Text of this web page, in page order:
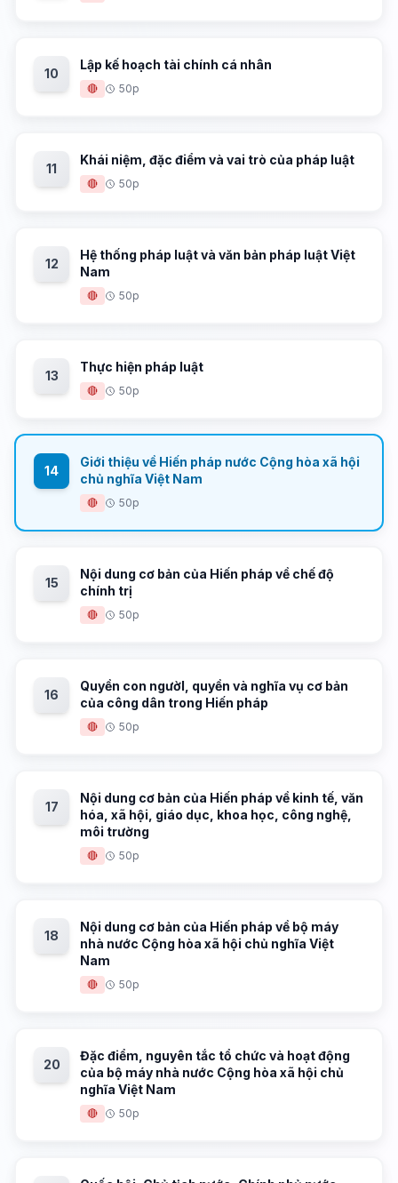
10
Lập kế hoạch tài chính cá nhân
🔴 50p
11
Khái niệm, đặc điểm và vai trò của pháp luật
🔴 50p
12
Hệ thống pháp luật và văn bản pháp luật Việt
Nam
🔴 50p
13
Thực hiện pháp luật
🔴 50p
14
Giới thiệu về Hiến pháp nước Cộng hòa xã hội
chủ nghĩa Việt Nam
🔴 50p
15
Nội dung cơ bản của Hiến pháp về chế độ
chính trị
🔴 50p
16
Quyền con ngườI, quyền và nghĩa vụ cơ bản
của công dân trong Hiến pháp
🔴 50p
17
Nội dung cơ bản của Hiến pháp về kinh tế, văn
hóa, xã hội, giáo dục, khoa học, công nghệ,
môi trường
🔴 50p
18
Nội dung cơ bản của Hiến pháp về bộ máy
nhà nước Cộng hòa xã hội chủ nghĩa Việt
Nam
🔴 50p
20
Đặc điểm, nguyên tắc tổ chức và hoạt động
của bộ máy nhà nước Cộng hòa xã hội chủ
nghĩa Việt Nam
🔴 50p